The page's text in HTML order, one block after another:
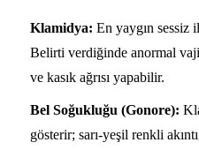
Klamidya: En yaygın
Belirti verdiğinde anormal
ve kasık ağrısı yapabilir.
Bel Soğukluğu (Gonore):
gösterir; sarı-yeşil renkli